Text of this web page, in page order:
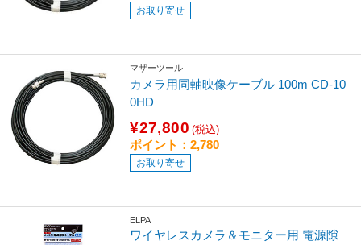
お取り寄せ
マザーツール
カメラ用同軸映像ケーブル 100m CD-10
0HD
¥27,800 (税込)
ポイント：2,780
お取り寄せ
ELPA
ワイヤレスカメラ＆モニター用 電源隙